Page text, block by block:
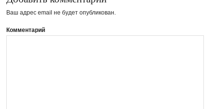
Ваш адрес email не будет опубликован.
Комментарий